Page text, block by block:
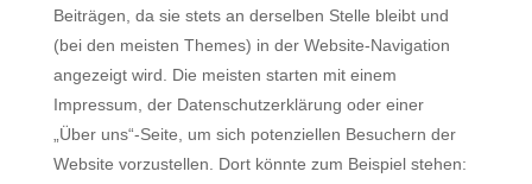
Beiträgen, da sie stets an derselben Stelle bleibt und
(bei den meisten Themes) in der Website-Navigation
angezeigt wird. Die meisten starten mit einem
Impressum, der Datenschutzerklärung oder einer
„Über uns“-Seite, um sich potenziellen Besuchern der
Website vorzustellen. Dort könnte zum Beispiel stehen: